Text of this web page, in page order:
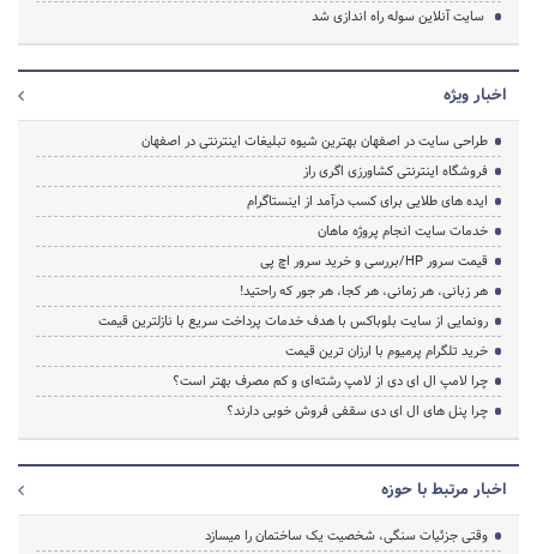
سایت آنلاین سوله راه اندازی شد
اخبار ویژه
طراحی سایت در اصفهان بهترین شیوه تبلیغات اینترنتی در اصفهان
فروشگاه اینترنتی کشاورزی اگری راز
ایده های طلایی برای کسب درآمد از اینستاگرام
خدمات سایت انجام پروژه ماهان
قیمت سرور HP/بررسی و خرید سرور اچ پی
هر زبانی، هر زمانی، هر کجا، هر جور که راحتید!
رونمایی از سایت بلوباکس با هدف خدمات پرداخت سریع با نازلترین قیمت
خرید تلگرام پرمیوم با ارزان ترین قیمت
چرا لامپ ال ای دی از لامپ رشته‌ای و کم مصرف بهتر است؟
چرا پنل های ال ای دی سقفی فروش خوبی دارند؟
اخبار مرتبط با حوزه
وقتی جزئیات سنگی، شخصیت یک ساختمان را میسازد